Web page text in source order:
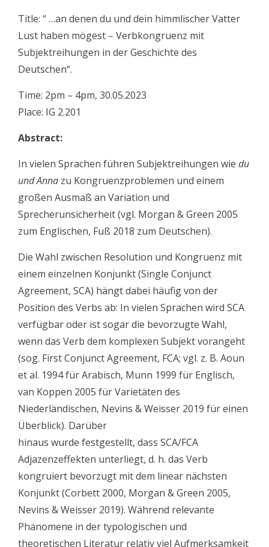
Title: “ …an denen du und dein himmlischer Vatter
Lust haben mögest – Verbkongruenz mit
Subjektreihungen in der Geschichte des
Deutschen“.
Time: 2pm – 4pm, 30.05.2023
Place: IG 2.201
Abstract:
In vielen Sprachen führen Subjektreihungen wie du
und Anna zu Kongruenzproblemen und einem
großen Ausmaß an Variation und
Sprecherunsicherheit (vgl. Morgan & Green 2005
zum Englischen, Fuß 2018 zum Deutschen).
Die Wahl zwischen Resolution und Kongruenz mit
einem einzelnen Konjunkt (Single Conjunct
Agreement, SCA) hängt dabei häufig von der
Position des Verbs ab: In vielen Sprachen wird SCA
verfügbar oder ist sogar die bevorzugte Wahl,
wenn das Verb dem komplexen Subjekt vorangeht
(sog. First Conjunct Agreement, FCA; vgl. z. B. Aoun
et al. 1994 für Arabisch, Munn 1999 für Englisch,
van Koppen 2005 für Varietäten des
Niederländischen, Nevins & Weisser 2019 für einen
Überblick). Darüber
hinaus wurde festgestellt, dass SCA/FCA
Adjazenzeffekten unterliegt, d. h. das Verb
kongruiert bevorzugt mit dem linear nächsten
Konjunkt (Corbett 2000, Morgan & Green 2005,
Nevins & Weisser 2019). Während relevante
Phänomene in der typologischen und
theoretischen Literatur relativ viel Aufmerksamkeit